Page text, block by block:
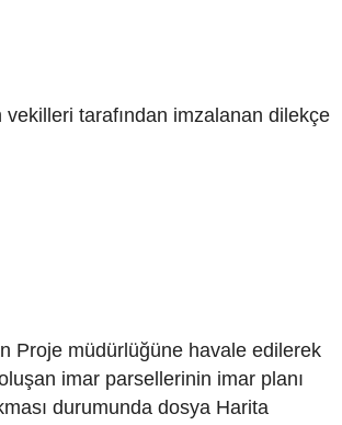
tarafından imzalanan dilekçe
Proje müdürlüğüne havale edilerek
imar parsellerinin imar planı
durumunda dosya Harita